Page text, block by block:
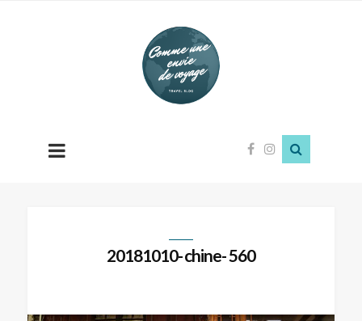
Comme
une
envie
de
20181010- chine- 560